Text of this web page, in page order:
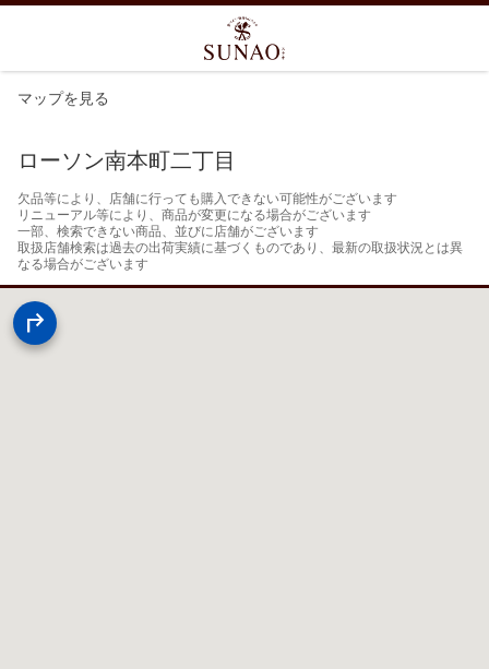
マップを見る
ローソン南本町二丁目
欠品等により、店舗に行っても購入できない可能性がございます
リニューアル等により、商品が変更になる場合がございます
一部、検索できない商品、並びに店舗がございます
取扱店舗検索は過去の出荷実績に基づくものであり、最新の取扱状況とは異
なる場合がございます